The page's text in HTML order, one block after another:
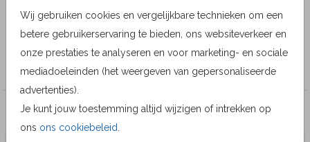
Wij gebruiken cookies en vergelijkbare technieken om een
betere gebruikerservaring te bieden, ons websiteverkeer en
onze prestaties te analyseren en voor marketing- en sociale
mediadoeleinden (het weergeven van gepersonaliseerde
advertenties).
Je kunt jouw toestemming altijd wijzigen of intrekken op
ons ons cookiebeleid
Designer
Alma Langerak
Collectie
Veel gekozen producten